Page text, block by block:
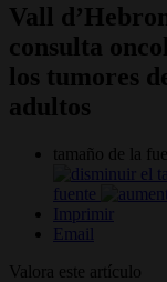
Vall
consulta
los tumores
adultos
tamaño de la
fuente
Imprimir
Email
Valora este artículo